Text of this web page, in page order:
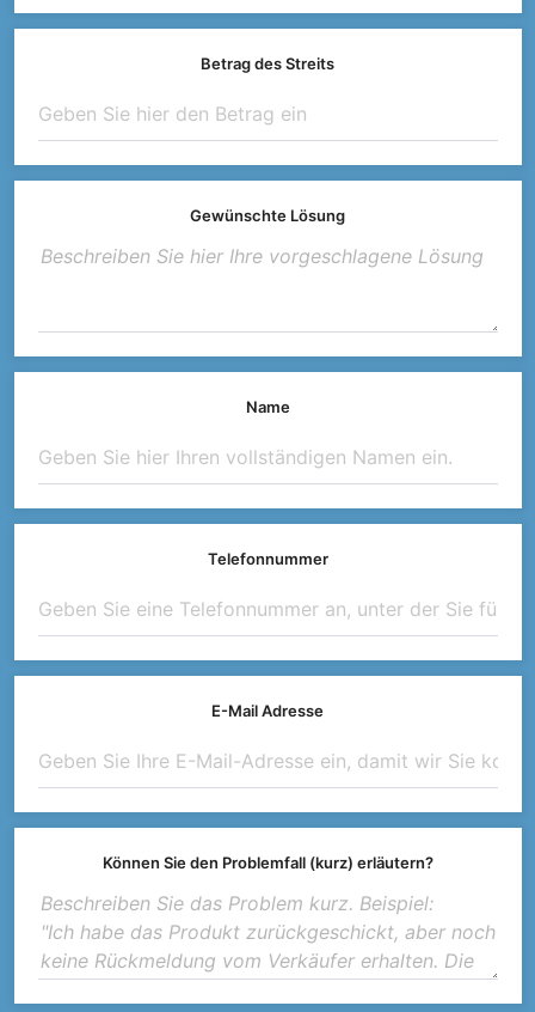
Betrag des Streits
Gewünschte Lösung
Name
Telefonnummer
E-Mail Adresse
Können Sie den Problemfall (kurz) erläutern?